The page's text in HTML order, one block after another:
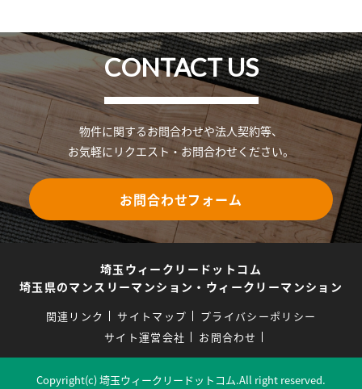
CONTACT US
物件に関するお問合わせや法人契約等、
お気軽にリクエスト・お問合わせください。
お問合わせフォーム
埼玉ウィークリードットコム
埼玉県のマンスリーマンション・ウィークリーマンション
関連リンク サイトマップ
プライバシーポリシー
サイト運営会社
お問合わせ
Copyright(c) 埼玉ウィークリードットコム.All right reserved.